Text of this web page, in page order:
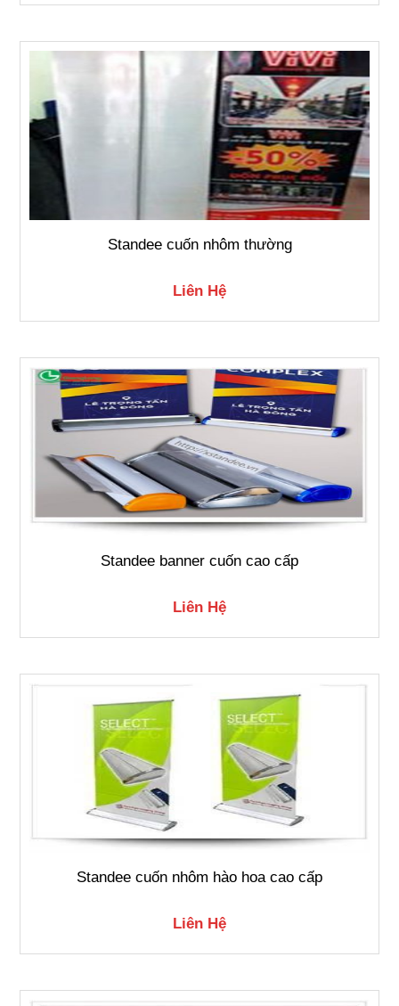
Standee cuốn nhôm thường
Liên Hệ
Standee banner cuốn cao cấp
Liên Hệ
Standee cuốn nhôm hào hoa cao cấp
Liên Hệ